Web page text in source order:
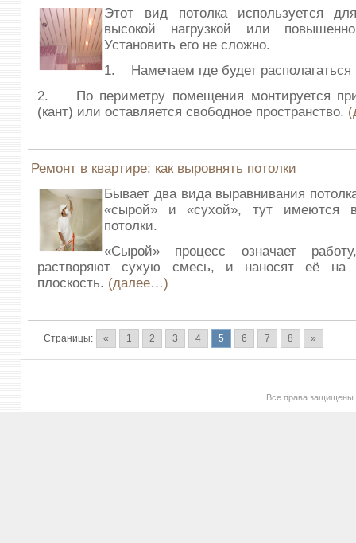
Этот вид потолка используется
высокой нагрузкой или
Установить его не сложно.
1. Намечаем где будет располагаться
2. По периметру помещения монтируется
(кант) или оставляется свободное пространство.
Ремонт в квартире: как выровнять потолки
Бывает два вида выравнивания
«сырой» и «сухой», тут имеются
потолки.
«Сырой» процесс означает
растворяют сухую смесь, и наносят её на
плоскость. (далее…)
Страницы: « 1 2 3 4 5 6 7 8 »
Все права